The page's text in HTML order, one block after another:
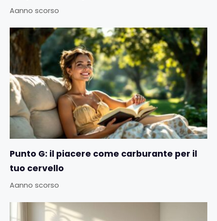
Aanno scorso
Punto G: il piacere come carburante per il
tuo cervello
Aanno scorso